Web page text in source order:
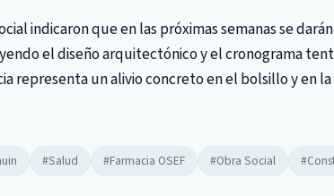
indicaron que en las próximas semanas se
el diseño arquitectónico y el cronograma
representa un alivio concreto en el bolsillo y en
#Salud #Farmacia OSEF #Obra Social